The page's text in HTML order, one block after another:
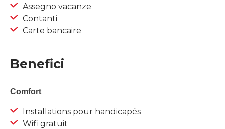
Assegno vacanze
Contanti
Carte bancaire
Benefici
Comfort
Installations pour handicapés
Wifi gratuit